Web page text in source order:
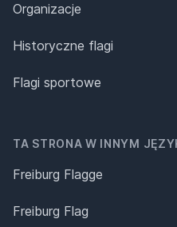
Organizacje
Historyczne flagi
Flagi sportowe
TA STRONA W INNYM
Freiburg Flagge
Freiburg Flag